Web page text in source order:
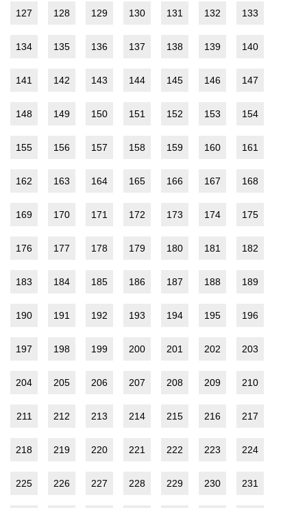
127 128 129 130 131 132 133
134 135 136 137 138 139 140
141 142 143 144 145 146 147
148 149 150 151 152 153 154
155 156 157 158 159 160 161
162 163 164 165 166 167 168
169 170 171 172 173 174 175
176 177 178 179 180 181 182
183 184 185 186 187 188 189
190 191 192 193 194 195 196
197 198 199 200 201 202 203
204 205 206 207 208 209 210
211 212 213 214 215 216 217
218 219 220 221 222 223 224
225 226 227 228 229 230 231